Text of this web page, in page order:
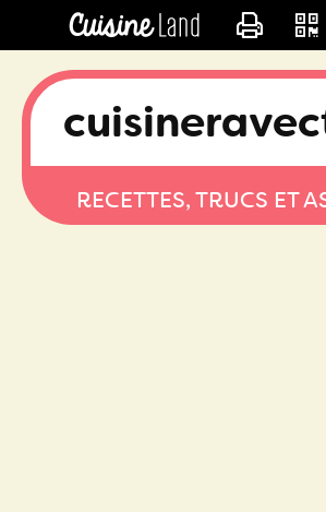
RECETTES, TRUCS ET